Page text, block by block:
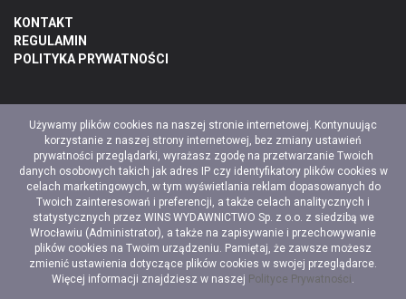
KONTAKT
REGULAMIN
POLITYKA PRYWATNOŚCI
Używamy plików cookies na naszej stronie internetowej. Kontynuując
korzystanie z naszej strony internetowej, bez zmiany ustawień
prywatności przeglądarki, wyrażasz zgodę na przetwarzanie Twoich
danych osobowych takich jak adres IP czy identyfikatory plików cookies w
celach marketingowych, w tym wyświetlania reklam dopasowanych do
Twoich zainteresowań i preferencji, a także celach analitycznych i
statystycznych przez WINS WYDAWNICTWO Sp. z o.o. z siedzibą we
Wrocławiu (Administrator), a także na zapisywanie i przechowywanie
plików cookies na Twoim urządzeniu. Pamiętaj, że zawsze możesz
zmienić ustawienia dotyczące plików cookies w swojej przeglądarce.
Więcej informacji znajdziesz w naszej Polityce Prywatności.